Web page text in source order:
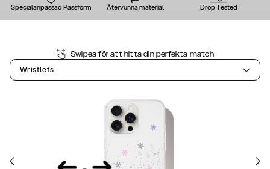
Specialanpassad Passform Återvunna material Drop Tested
Swipea för att hitta din perfekta match
Wristlets